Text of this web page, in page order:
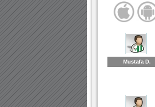
Mustafa D.